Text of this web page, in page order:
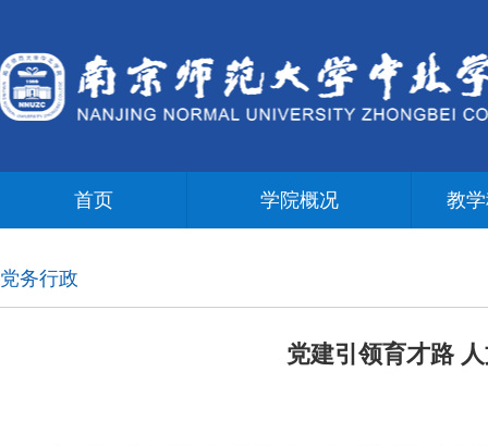
首页 学院概况 教
党务行政
党建引领育才路